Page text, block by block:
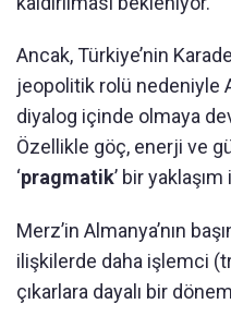
Ancak, Türkiye’nin
jeopolitik rolü nedeniyle
diyalog içinde olmaya
Özellikle göç, enerji ve
‘pragmatik’ bir
Merz’in Almanya’nın
ilişkilerde daha işlemci
çıkarlara dayalı bir